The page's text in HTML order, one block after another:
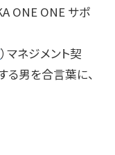
ONE ONE サポ
）マネジメント契
男を合言葉に、